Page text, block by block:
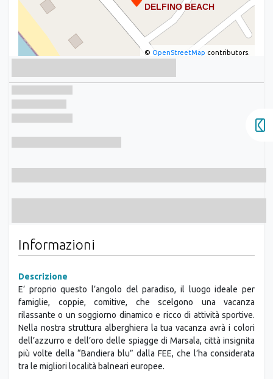
© OpenStreetMap contributors.
Informazioni
Descrizione
E’ proprio questo l’angolo del paradiso, il luogo ideale per
famiglie, coppie, comitive, che scelgono una vacanza
rilassante o un soggiorno dinamico e ricco di attività sportive.
Nella nostra struttura alberghiera la tua vacanza avrà i colori
dell’azzurro e dell’oro delle spiagge di Marsala, città insignita
più volte della “Bandiera blu” dalla FEE, che l’ha considerata
tra le migliori località balneari europee.